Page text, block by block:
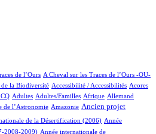
de l’Ours A Cheval sur les Traces de l’Ours -OU-
la Biodiversité Accessibilité / Accessibilités Acores
Adultes Adultes/Familles Afrique Allemand
de l’Astronomie Amazonie Ancien projet
de la Désertification (2006) Année
2008-2009) Année internationale de